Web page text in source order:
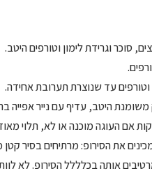
סוכר וגרידת לימון וטורפים היטב.
וטורפים עד שנוצרת תערובת אחידה.
אותה בכלללל הסירופ. לא